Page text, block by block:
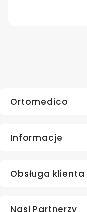
Ortomedico
Informacje
Obsługa klienta
Nasi Partnerzy